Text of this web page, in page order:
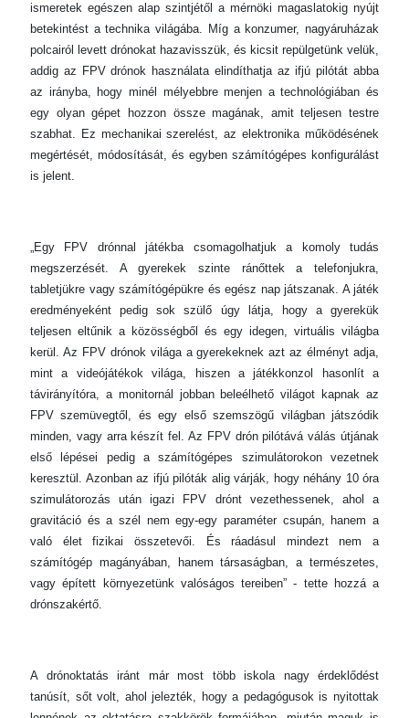
ismeretek egészen alap szintjétől a mérnöki magaslatokig nyújt
betekintést a technika világába. Míg a konzumer, nagyáruházak
polcairól levett drónokat hazavisszük, és kicsit repülgetünk velük,
addig az FPV drónok használata elindíthatja az ifjú pilótát abba
az irányba, hogy minél mélyebbre menjen a technológiában és
egy olyan gépet hozzon össze magának, amit teljesen testre
szabhat. Ez mechanikai szerelést, az elektronika működésének
megértését, módosítását, és egyben számítógépes konfigurálást
is jelent.
„Egy FPV drónnal játékba csomagolhatjuk a komoly tudás
megszerzését. A gyerekek szinte ránőttek a telefonjukra,
tabletjükre vagy számítógépükre és egész nap játszanak. A játék
eredményeként pedig sok szülő úgy látja, hogy a gyerekük
teljesen eltűnik a közösségből és egy idegen, virtuális világba
kerül. Az FPV drónok világa a gyerekeknek azt az élményt adja,
mint a videójátékok világa, hiszen a játékkonzol hasonlít a
távirányítóra, a monitornál jobban beleélhető világot kapnak az
FPV szemüvegtől, és egy első szemszögű világban játszódik
minden, vagy arra készít fel. Az FPV drón pilótává válás útjának
első lépései pedig a számítógépes szimulátorokon vezetnek
keresztül. Azonban az ifjú pilóták alig várják, hogy néhány 10 óra
szimulátorozás után igazi FPV drónt vezethessenek, ahol a
gravitáció és a szél nem egy-egy paraméter csupán, hanem a
való élet fizikai összetevői. És ráadásul mindezt nem a
számítógép magányában, hanem társaságban, a természetes,
vagy épített környezetünk valóságos tereiben” - tette hozzá a
drónszakértő.
A drónoktatás iránt már most több iskola nagy érdeklődést
tanúsít, sőt volt, ahol jelezték, hogy a pedagógusok is nyitottak